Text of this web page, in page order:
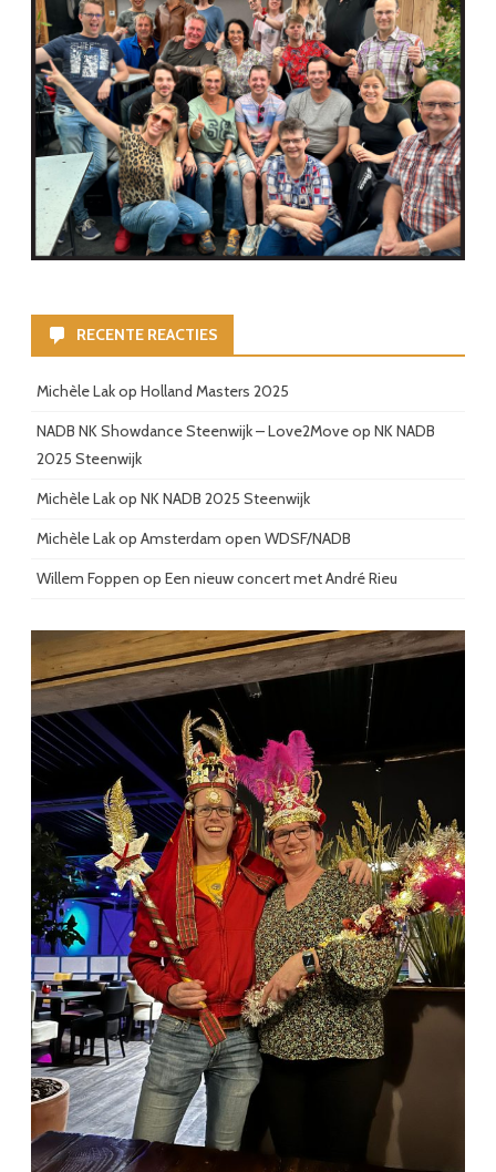
RECENTE REACTIES
Michèle Lakop Holland Masters 2025
NADB NK Showdance Steenwijk – Love2Moveop NK NADB
2025 Steenwijk
Michèle Lakop NK NADB 2025 Steenwijk
Michèle Lakop Amsterdam open WDSF/NADB
Willem Foppen op Een nieuw concert met André Rieu